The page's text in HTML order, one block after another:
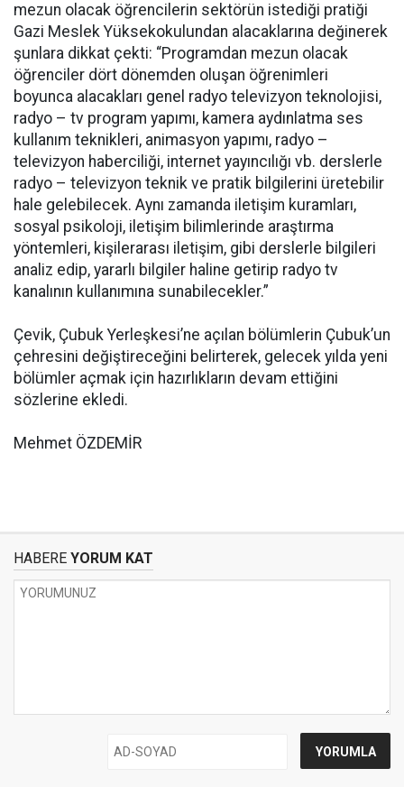
mezun olacak öğrencilerin sektörün istediği pratiği
Gazi Meslek Yüksekokulundan alacaklarına değinerek
şunlara dikkat çekti: “Programdan mezun olacak
öğrenciler dört dönemden oluşan öğrenimleri
boyunca alacakları genel radyo televizyon teknolojisi,
radyo – tv program yapımı, kamera aydınlatma ses
kullanım teknikleri, animasyon yapımı, radyo –
televizyon haberciliği, internet yayıncılığı vb. derslerle
radyo – televizyon teknik ve pratik bilgilerini üretebilir
hale gelebilecek. Aynı zamanda iletişim kuramları,
sosyal psikoloji, iletişim bilimlerinde araştırma
yöntemleri, kişilerarası iletişim, gibi derslerle bilgileri
analiz edip, yararlı bilgiler haline getirip radyo tv
kanalının kullanımına sunabilecekler.”
Çevik, Çubuk Yerleşkesi’ne açılan bölümlerin Çubuk’un
çehresini değiştireceğini belirterek, gelecek yılda yeni
bölümler açmak için hazırlıkların devam ettiğini
sözlerine ekledi.
Mehmet ÖZDEMİR
HABERE YORUM KAT